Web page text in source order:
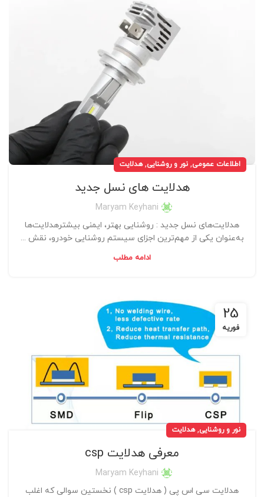
اطلاعات عمومی, نور و روشنایی,هدلایت
هدلایت های نسل جدید
Maryam Keyhani
هدلایت‌های نسل جدید : روشنایی بهتر، ایمنی بیشترهدلایت‌ها
به‌عنوان یکی از مهم‌ترین اجزای سیستم روشنایی خودرو، نقش ...
ادامه مطلب
25
فوریه
نور و روشنایی,هدلایت
معرفی هدلایت csp
Maryam Keyhani
هدلایت سی اس پی ( هدلایت csp ) نخستین سوالی که اغلب